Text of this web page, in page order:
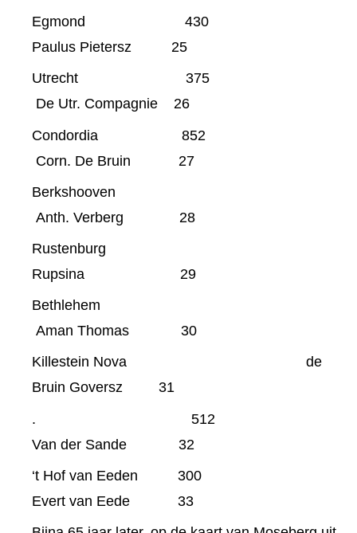
Egmond 430
Paulus Pietersz 25
Utrecht 375
De Utr. Compagnie 26
Condordia 852
Corn. De Bruin 27
Berkshooven
Anth. Verberg 28
Rustenburg
Rupsina 29
Bethlehem
Aman Thomas 30
Killestein Nova de
Bruin Goversz 31
. 512
Van der Sande 32
‘t Hof van Eeden 300
Evert van Eede 33